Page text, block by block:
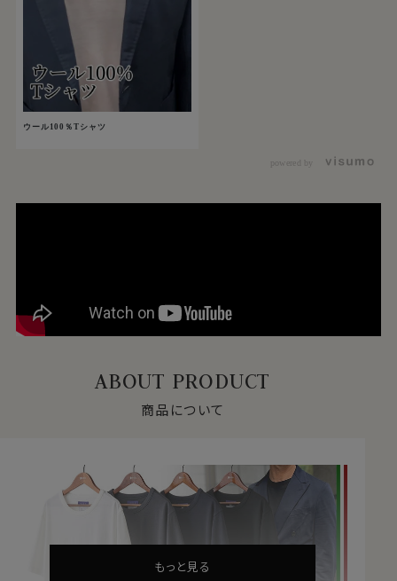
ウール100％Tシャツ
powered by
ABOUT PRODUCT
商品について
もっと見る